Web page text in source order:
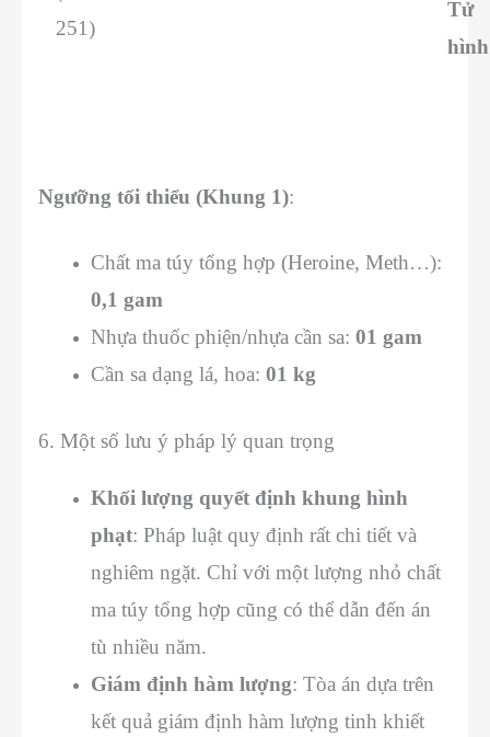
251)
Tử
hình
Ngưỡng tối thiểu (Khung 1):
Chất ma túy tổng hợp (Heroine, Meth…):
0,1 gam
Nhựa thuốc phiện/nhựa cần sa: 01 gam
Cần sa dạng lá, hoa: 01 kg
6. Một số lưu ý pháp lý quan trọng
Khối lượng quyết định khung hình
phạt: Pháp luật quy định rất chi tiết và
nghiêm ngặt. Chỉ với một lượng nhỏ chất
ma túy tổng hợp cũng có thể dẫn đến án
tù nhiều năm.
Giám định hàm lượng: Tòa án dựa trên
kết quả giám định hàm lượng tinh khiết